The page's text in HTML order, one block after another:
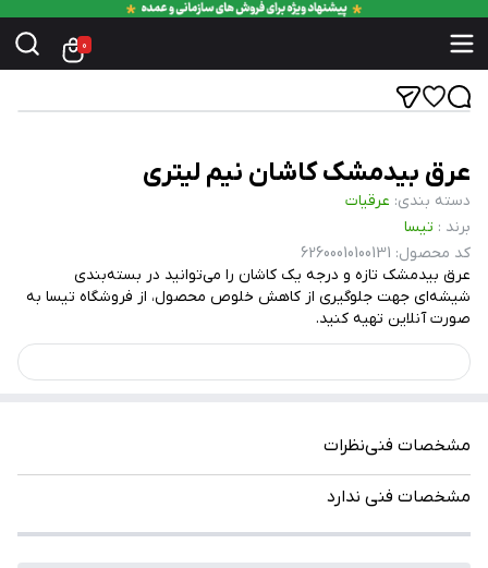
0
عرق بیدمشک کاشان نیم لیتری
دسته بندی: عرقیات
برند : تیسا
کد محصول:
62600010100131
عرق بیدمشک تازه و درجه یک کاشان را می‌توانید در بسته‌بندی
شیشه‌ای جهت جلوگیری از کاهش خلوص محصول، از فروشگاه تیسا به
صورت آنلاین تهیه کنید.
مشخصات فنینظرات
مشخصات فنی ندارد